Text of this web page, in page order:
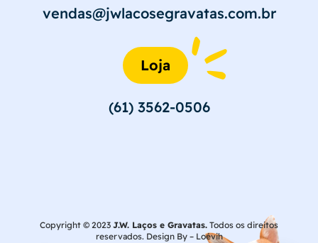
vendas@jwlacosegravatas.com.br
Loja
(61) 3562-0506
Copyright © 2023 J.W. Laços e Gravatas. Todos os direitos
reservados. Design By – Loévih